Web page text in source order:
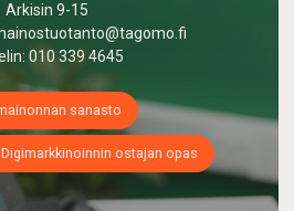
Arkisin 9-15
010 339 4645
sanasto
ostajan opas